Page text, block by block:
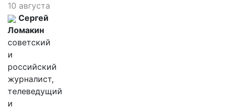
10 августа
Сергей
Ломакин
советский
и
российский
журналист,
телеведущий
и